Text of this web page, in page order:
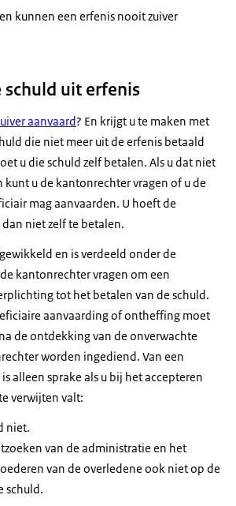
kunnen een erfenis nooit zuiver
uit erfenis
aanvaard? En krijgt u te maken met
die niet meer uit de erfenis betaald
u die schuld zelf betalen. Als u dat niet
u de kantonrechter vragen of u de
mag aanvaarden. U hoeft de
niet zelf te betalen.
en is verdeeld onder de
kantonrechter vragen om een
tot het betalen van de schuld.
aanvaarding of ontheffing moet
de ontdekking van de onverwachte
worden ingediend. Van een
alleen sprake als u bij het accepteren
verwijten valt:
niet.
van de administratie en het
van de overledene ook niet op de
schuld.